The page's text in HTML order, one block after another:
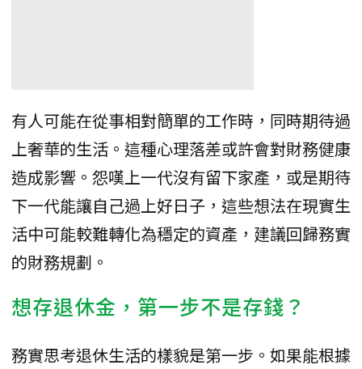
有人可能在從事相對簡單的工作時，同時期待過
上奢華的生活。這種心理落差或許會對財務健康
造成影響。怨嘆上一代沒有留下家產，或是期待
下一代能讓自己過上好日子，這些想法在現實生
活中可能較難轉化為穩定的資產，建議回歸務實
的財務規劃。
想存退休金，第一步不是存錢？
務實思考退休生活的樣貌是第一步。如果能根據